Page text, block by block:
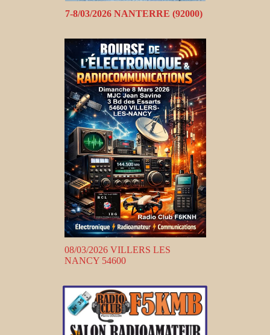
7-8/03/2026 NANTERRE (92000)
08/03/2026 VILLERS LES
NANCY 54600